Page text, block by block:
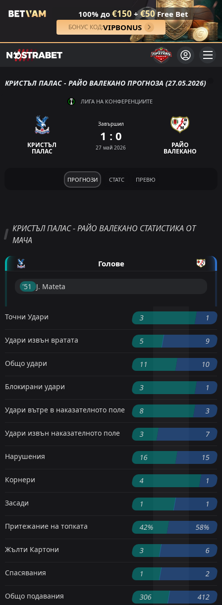
100% до €150 + €50Free Bet
БОНУС КОД:VIPBONUS
КРИСТЪЛ ПАЛАС - РАЙО ВАЛЕКАНО ПРОГНОЗА (27.05.2026)
ЛИГА НА КОНФЕРЕНЦИИТЕ
КРИСТЪЛ
ПАЛАС
Завършил
1 : 0
27 май 2026 РАЙО
ВАЛЕКАНО
ПРОГНОЗИ СТАТС ПРЕВЮ
КРИСТЪЛ ПАЛАС - РАЙО ВАЛЕКАНО СТАТИСТИКА ОТ
МАЧА
Голове
'51 ︎ J. Mateta
Точни Удари 3 1
Удари извън вратата 5 9
Общо удари 11 10
Блокирани удари 3 1
Удари вътре в наказателното поле 8 3
Удари извън наказателното поле 3 7
Нарушения 16 15
Корнери 4 1
Засади 1 1
Притежание на топката 42% 58%
Жълти Картони 3 6
Спасявания 1 2
Общо подавания 306 412